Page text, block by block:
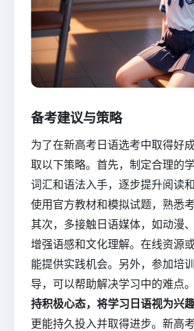
备考建议与策略
为了在新高考日语选考中取得好
取以下策略。首先，制定合理的
词汇和语法入手，逐步提升阅读
使用官方教材和模拟试题，熟悉
其次，多接触日语媒体，如动漫
增强语感和文化理解。在线资源
能提供实践机会。另外，参加培
导，可以帮助解决学习中的难点
持积极心态，将学习日语视为兴
更能持久投入并取得进步。新高